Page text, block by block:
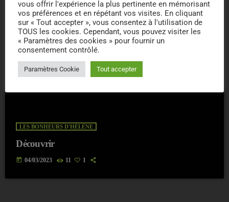
LES BONHEURS D'HÉLÈNE
Découvrir
today 04/03/2023 11 1
vous offrir l'expérience la plus pertinente en mémorisant
vos préférences et en répétant vos visites. En cliquant
sur « Tout accepter », vous consentez à l'utilisation de
TOUS les cookies. Cependant, vous pouvez visiter les
« Paramètres des cookies » pour fournir un
consentement contrôlé.
Paramètres Cookie Tout accepter